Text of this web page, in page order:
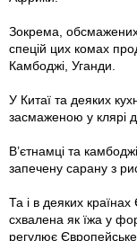
Зокрема, обсмажених
спецій цих комах
Камбоджі, Уганди.
У Китаї та деяких
засмаженою у клярі
В’єтнамці та
запечену сарану з
Та і в деяких
схвалена як їжа у
регулює Європейське